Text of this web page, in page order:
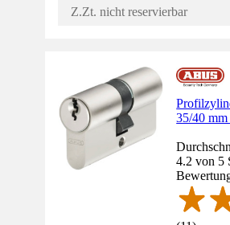
Z.Zt. nicht reservierbar
35/40
4.2 von 5